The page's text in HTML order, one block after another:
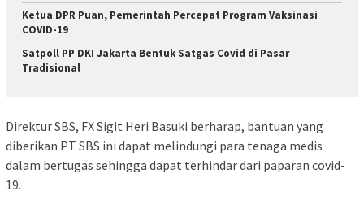
Ketua DPR Puan, Pemerintah Percepat Program Vaksinasi
COVID-19
Satpoll PP DKI Jakarta Bentuk Satgas Covid di Pasar
Tradisional
Direktur SBS, FX Sigit Heri Basuki berharap, bantuan yang
diberikan PT SBS ini dapat melindungi para tenaga medis
dalam bertugas sehingga dapat terhindar dari paparan covid-
19.